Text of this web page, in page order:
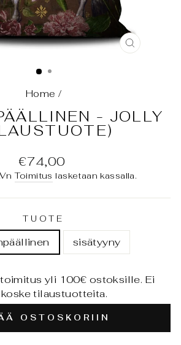
SULJE
Home /
- JOLLY
Normaali
hinta
€74,00
Toimitus lasketaan kassalla.
TUOTE
sisätyyny
yli 100€ ostoksille. Ei
koske tilaustuotteita.
OSTOSKORIIN